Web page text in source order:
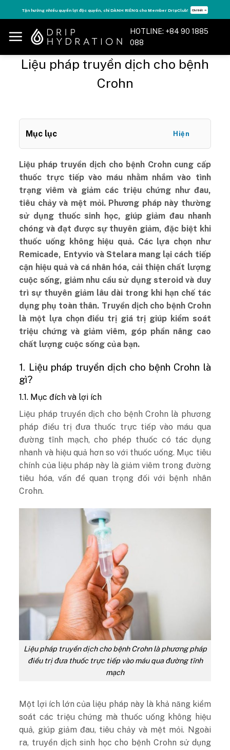
to
content
Tăng năng lượng - sống đỉnh cao với thẻ Vitamin Drip Membership. Xem ngay ➝
HOTLINE: +84 90 1885
088
Liệu pháp truyền dịch cho bệnh
Crohn
Mục lục Hiện
Liệu pháp truyền dịch cho bệnh Crohn cung cấp
thuốc trực tiếp vào máu nhằm nhắm vào tình
trạng viêm và giảm các triệu chứng như đau,
tiêu chảy và mệt mỏi. Phương pháp này thường
sử dụng thuốc sinh học, giúp giảm đau nhanh
chóng và đạt được sự thuyên giảm, đặc biệt khi
thuốc uống không hiệu quả. Các lựa chọn như
Remicade, Entyvio và Stelara mang lại cách tiếp
cận hiệu quả và cá nhân hóa, cải thiện chất lượng
cuộc sống, giảm nhu cầu sử dụng steroid và duy
trì sự thuyên giảm lâu dài trong khi hạn chế tác
dụng phụ toàn thân. Truyền dịch cho bệnh Crohn
là một lựa chọn điều trị giá trị giúp kiểm soát
triệu chứng và giảm viêm, góp phần nâng cao
chất lượng cuộc sống của bạn.
1. Liệu pháp truyền dịch cho bệnh Crohn là
gì?
1.1. Mục đích và lợi ích
Liệu pháp truyền dịch cho bệnh Crohn là phương
pháp điều trị đưa thuốc trực tiếp vào máu qua
đường tĩnh mạch, cho phép thuốc có tác dụng
nhanh và hiệu quả hơn so với thuốc uống. Mục tiêu
chính của liệu pháp này là giảm viêm trong đường
tiêu hóa, vấn đề quan trọng đối với bệnh nhân
Crohn.
Liệu pháp truyền dịch cho bệnh Crohn là phương pháp
điều trị đưa thuốc trực tiếp vào máu qua đường tĩnh
mạch
Một lợi ích lớn của liệu pháp này là khả năng kiểm
soát các triệu chứng mà thuốc uống không hiệu
quả, giúp giảm đau, tiêu chảy và mệt mỏi. Ngoài
ra, truyền dịch sinh học cho bệnh Crohn sử dụng